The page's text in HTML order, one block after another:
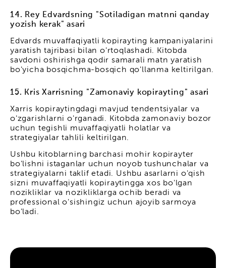
14. Rey Edvardsning "Sotiladigan matnni qanday
yozish kerak" asari
Edvards muvaffaqiyatli kopirayting kampaniyalarini
yaratish tajribasi bilan o'rtoqlashadi. Kitobda
savdoni oshirishga qodir samarali matn yaratish
bo'yicha bosqichma-bosqich qo'llanma keltirilgan.
15. Kris Xarrisning "Zamonaviy kopirayting" asari
Xarris kopiraytingdagi mavjud tendentsiyalar va
o'zgarishlarni o'rganadi. Kitobda zamonaviy bozor
uchun tegishli muvaffaqiyatli holatlar va
strategiyalar tahlili keltirilgan.
Ushbu kitoblarning barchasi mohir kopirayter
bo'lishni istaganlar uchun noyob tushunchalar va
strategiyalarni taklif etadi. Ushbu asarlarni o'qish
sizni muvaffaqiyatli kopiraytingga xos bo'lgan
nozikliklar va nozikliklarga ochib beradi va
professional o'sishingiz uchun ajoyib sarmoya
bo'ladi.